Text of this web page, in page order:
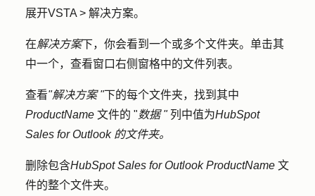
展开VSTA > 解决方案。
在解决方案下，你会看到一个或多个文件夹。单击其
中一个，查看窗口右侧窗格中的文件列表。
查看"解决方案 "下的每个文件夹，找到其中
ProductName 文件的 "数据 " 列中值为HubSpot
Sales for Outlook 的文件夹。
删除包含HubSpot Sales for Outlook ProductName 文
件的整个文件夹。